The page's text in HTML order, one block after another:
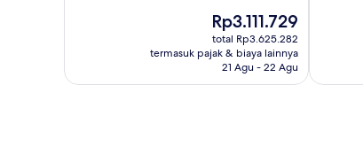
Harga
sekarang
Rp3.111.729
Rp3.111.729
total Rp3.625.282
termasuk pajak & biaya lainnya
21 Agu - 22 Agu